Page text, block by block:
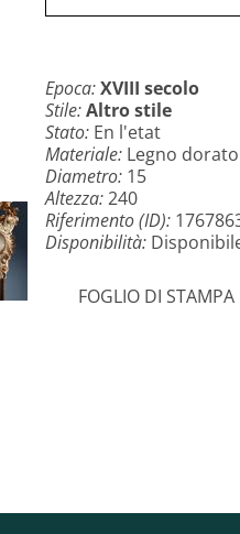
Epoca:XVIII secolo
Stile:Altro stile
Stato: En l'etat
Materiale: Legno dorato
Diametro: 15
Altezza:240
Riferimento (ID):
Disponibilità:
FOGLIO DI STAMPA